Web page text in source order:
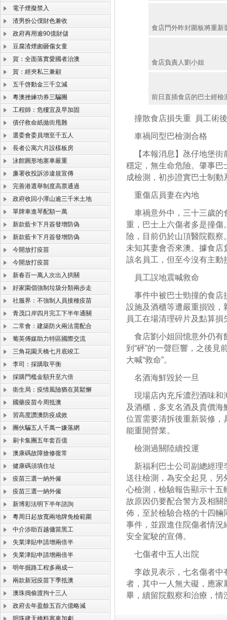
電子煙擬禁入
渣男扮公僕財色兼收
政府再用逾90億財儲
豆腐渣煙囪砸傷女童
賀：全面落實愛國者治澳
賀：經夾私三兼顧
五千啓動金三千立減
粵澳挫練功券三騙團
工程師：危樓宜及早加固
債仔救命紙拋街甩難
選委會委員增至千五人
長者公寓六月設樣板房
泳館圓形地塞車嚴重
廉署收投訴涉違規宣傳
完善港選舉制度高票通過
政府收回小潭山逾三千米土地
單牌車進琴配額一萬
新款藍卡下月簽發增防偽
新款藍卡下月簽發增防偽
今開放打疫苗
今開放打疫苗
新春百一萬人次出入拱關
好家園倡強制垃圾分類兩步走
社服界：不強制人員接種疫苗
青茂口岸四月完工下半年通關
二常會：建築防火兩法需配合
葡英傳媒助力特區國際交流
三角花園天橋七月底竣工
李司：採購取平衡
採購門檻金額升至六倍
衛生局：疫情風險猶在莫鬆懈
國藥疫苗今周抵澳
習高度讚澳防疫成效
團伙騙五人千萬一嫌落網
刷卡集團五年套百億
澳康碼故障搶修復常
健康碼須填住址
疫苗三選一納外僱
疫苗三選一納外僱
新博彩法明下半年諮詢
粵周日起放寬兩地牌免檢範圍
中介涉助百越傭當黑工
失業津貼申請增兩倍半
失業津貼申請增兩倍半
明年掘路工程多兩成一
兩款新冠疫苗下季抵澳
澳珠搗偷渡拘十三人
政府去年盈餘五百六億略減
明珠建天橋料塞車加劇
食店門外昨封圍板將重新
食店負責人劉小姐
前日直插食店的巴士經檢
撞散食店損失重 員工術
車禍同型巴檢測合格
【本報消息】氹仔地堡街
穩定，無生命危險。肇事
成檢測，初步證實巴士制
重傷店員妻在內地
車禍意外中，三十三歲的
重，巴士上六傷者多是撞
險，目前仍於山頂醫院觀
未知其妻會否來澳。據食
該名員工，但至今沒有主動
員工誤地震喊救命
事件中被巴士勁撞的食店
設施及酒櫃等遭嚴重損毀
員工在場清理碎片及點算
食店劉小姐回憶意外仍有
到“砰”的一聲巨響，之後見
大喊“救命”。
名酒海鮮毀於一旦
現場店內充斥濃烈酒味和
及酒櫃，多支名酒及貴價
位置需要清拆後重新裝修
能重開營業。
檢測過關陸續投運
新福利巴士公司副總經理
送往檢測，為安全起見，
心檢測，檢驗報告顯示十
故原因仍要配合警方及相
佈，至於檢驗合格的十四
事件，並跟進住院傷者情
安全駕駛的宣傳。
七傷者中五人出院
李啟見表示，七名傷者中
者，其中一人無大礙，應
畢，續留院觀察和治療，情